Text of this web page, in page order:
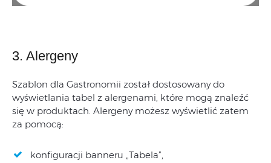
3. Alergeny
Szablon dla Gastronomii został dostosowany do
wyświetlania tabel z alergenami, które mogą znaleźć
się w produktach. Alergeny możesz wyświetlić zatem
za pomocą:
konfiguracji banneru „Tabela”,